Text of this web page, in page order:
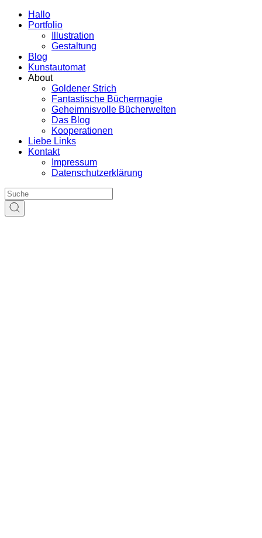
Hallo
Portfolio
Illustration
Gestaltung
Blog
Kunstautomat
About
Goldener Strich
Fantastische Büchermagie
Geheimnisvolle Bücherwelten
Das Blog
Kooperationen
Liebe Links
Kontakt
Impressum
Datenschutzerklärung